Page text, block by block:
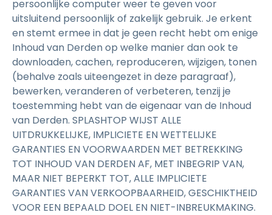
persoonlijke computer weer te geven voor
uitsluitend persoonlijk of zakelijk gebruik. Je erkent
en stemt ermee in dat je geen recht hebt om enige
Inhoud van Derden op welke manier dan ook te
downloaden, cachen, reproduceren, wijzigen, tonen
(behalve zoals uiteengezet in deze paragraaf),
bewerken, veranderen of verbeteren, tenzij je
toestemming hebt van de eigenaar van de Inhoud
van Derden. SPLASHTOP WIJST ALLE
UITDRUKKELIJKE, IMPLICIETE EN WETTELIJKE
GARANTIES EN VOORWAARDEN MET BETREKKING
TOT INHOUD VAN DERDEN AF, MET INBEGRIP VAN,
MAAR NIET BEPERKT TOT, ALLE IMPLICIETE
GARANTIES VAN VERKOOPBAARHEID, GESCHIKTHEID
VOOR EEN BEPAALD DOEL EN NIET-INBREUKMAKING.